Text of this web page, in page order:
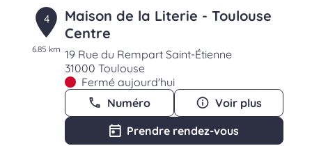
4
6.85 km
Maison de la Literie - Toulouse
Centre
19 Rue du Rempart Saint-Étienne
31000 Toulouse
Fermé aujourd'hui
Numéro
Voir plus
Prendre rendez-vous